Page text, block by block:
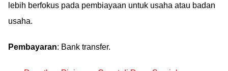
lebih berfokus pada pembiayaan untuk usaha atau badan
usaha.
Pembayaran: Bank transfer.